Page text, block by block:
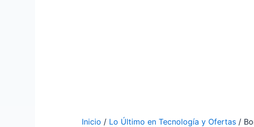
Inicio / Lo Último en Tecnología y Ofertas /